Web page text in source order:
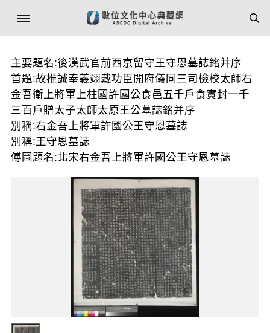
主要題名:後漢武官前西京留守王守恩墓誌銘并序
首題:故推誠奉義翊戴功臣開府儀同三司檢校太師右
金吾衛上將軍上柱國許國公食邑五千戶食實封一千
三百戶贈太子太師太原王公墓誌銘并序
別稱:右金吾上將軍許國公王守恩墓誌
別稱:王守恩墓誌
傅圖題名:北宋右金吾上將軍許國公王守恩墓誌